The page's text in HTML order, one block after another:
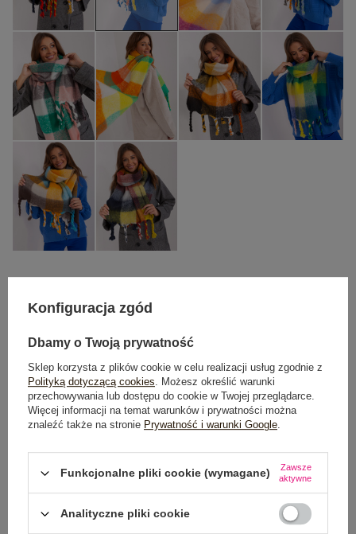
DODAJ DO KOSZYKA
Możesz kupić także poprzez:
Do darmowej dostawy brakuje 200,00 zł
Wysyłka w poniedziałek
Konfiguracja zgód
Dbamy o Twoją prywatność
Sklep korzysta z plików cookie w celu realizacji usług zgodnie z
Polityką dotyczącą cookies. Możesz określić warunki
przechowywania lub dostępu do cookie w Twojej przeglądarce.
Więcej informacji na temat warunków i prywatności można
znaleźć także na stronie Prywatność i warunki Google.
Funkcjonalne pliki cookie (wymagane)
Zawsze
aktywne
Analityczne pliki cookie